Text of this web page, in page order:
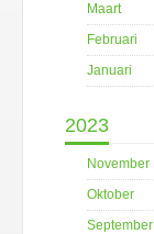
Maart
Februari
Januari
2023
November
Oktober
September